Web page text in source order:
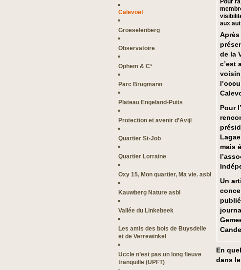
Calevoet
Groeselenberg
Observatoire
Ophem & C°
Parc Brugmann
Plateau Engeland-Puits
Protection et avenir d’Avijl
Quartier St-Job
Quartier Lorraine
Oxy 15, Mon quartier, Ma vie. asbl
Kauwberg Nature asbl
Vallée du Linkebeek
Les amis des bois de Buysdelle
et de Verrewinkel
Uccle n’est pas un long fleuve
tranquille (UPFT)
Pour
aux
de la
c’est
voisin
Pour
mais
Un
En
dans